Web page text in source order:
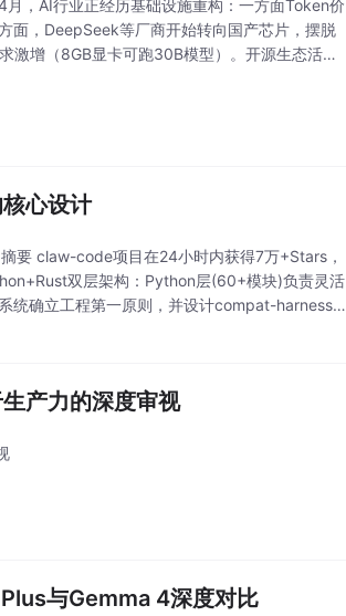
，AI行业正经历基础设施重构：一方面Token价
面，DeepSeek等厂商开始转向国产芯片，摆脱
激增（8GB显卡可跑30B模型）。开源生态活跃
心设计
要 claw-code项目在24小时内获得7万+Stars，
双层架构：Python层(60+模块)负责灵活
统确立工程第一原则，并设计compat-harness桥
产力的深度审视
与Gemma 4深度对比